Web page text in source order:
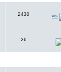
2430
vis
26